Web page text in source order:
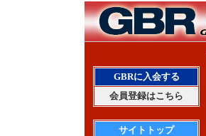
GBRに入会する
会員登録はこちら
サイトトップ